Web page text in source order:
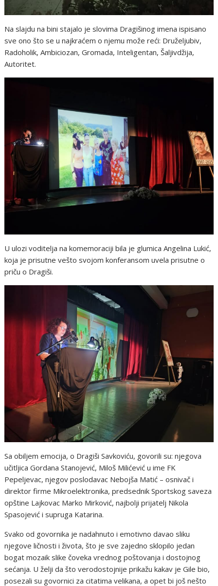
Na slajdu na bini stajalo je slovima Dragišinog imena ispisano
sve ono što se u najkraćem o njemu može reći: Druželjubiv,
Radoholik, Ambiciozan, Gromada, Inteligentan, Šaljivdžija,
Autoritet.
U ulozi voditelja na komemoraciji bila je glumica Angelina Lukić,
koja je prisutne vešto svojom konferansom uvela prisutne o
priču o Dragiši.
Sa obiljem emocija, o Dragiši Savkoviću, govorili su: njegova
učitljica Gordana Stanojević, Miloš Milićević u ime FK
Pepeljevac, njegov poslodavac Nebojša Matić – osnivač i
direktor firme Mikroelektronika, predsednik Sportskog saveza
opštine Lajkovac Marko Mirković, najbolji prijatelj Nikola
Spasojević i supruga Katarina.
Svako od govornika je nadahnuto i emotivno davao sliku
njegove ličnosti i života, što je sve zajedno sklopilo jedan
bogat mozaik slike čoveka vrednog poštovanja i dostojnog
sećanja. U želji da što verodostojnije prikažu kakav je Gile bio,
posezali su govornici za citatima velikana, a opet bi još nešto